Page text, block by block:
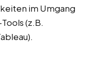
im Umgang
(z.B.